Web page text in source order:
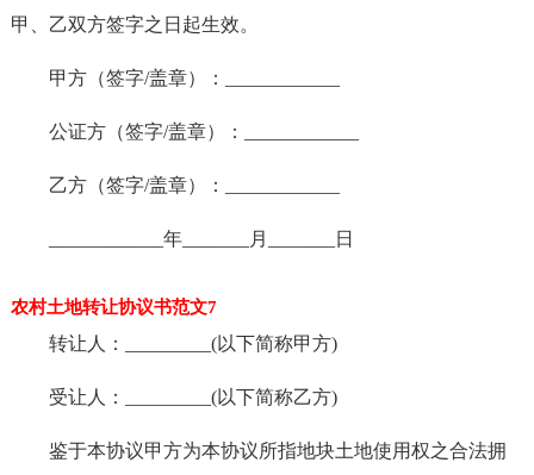
甲、乙双方签字之日起生效。
甲方（签字/盖章）：____________
公证方（签字/盖章）：____________
乙方（签字/盖章）：____________
____________年_______月_______日
农村土地转让协议书范文7
转让人：_________(以下简称甲方)
受让人：_________(以下简称乙方)
鉴于本协议甲方为本协议所指地块土地使用权之合法拥